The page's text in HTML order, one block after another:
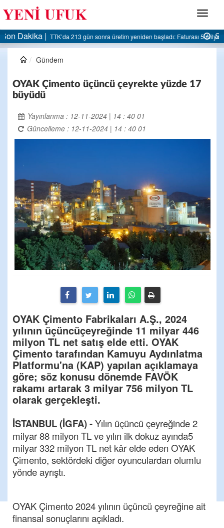
Menü
Son Dakika |AK Parti Ereğli İlçe Başkanlığı’ndan belediyeye sert
Gündem
OYAK Çimento üçüncü çeyrekte yüzde 17
büyüdü
Yayınlanma : 12-11-2024 | 14 : 40 01
Güncelleme : 12-11-2024 | 14 : 40 01
OYAK Çimento Fabrikaları A.Ş., 2024
yılının üçüncüçeyreğinde 11 milyar 446
milyon TL net satış elde etti. OYAK
Çimento tarafından Kamuyu Aydınlatma
Platformu'na (KAP) yapılan açıklamaya
göre; söz konusu dönemde FAVÖK
rakamı artarak 3 milyar 756 milyon TL
olarak gerçekleşti.
İSTANBUL (İGFA) -Yılın üçüncü çeyreğinde 2
milyar 88 milyon TL ve yılın ilk dokuz ayında5
milyar 332 milyon TL net kâr elde eden OYAK
Çimento, sektördeki diğer oyunculardan olumlu
yönde ayrıştı.
OYAK Çimento 2024 yılının üçüncü çeyreğine ait
finansal sonuçlarını açıkladı.